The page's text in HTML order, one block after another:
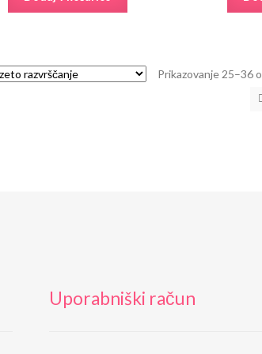
Prikazovanje 25–36
Uporabniški račun